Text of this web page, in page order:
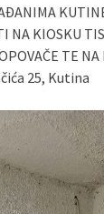
NA KIOSKU
TE NA
25, Kutina